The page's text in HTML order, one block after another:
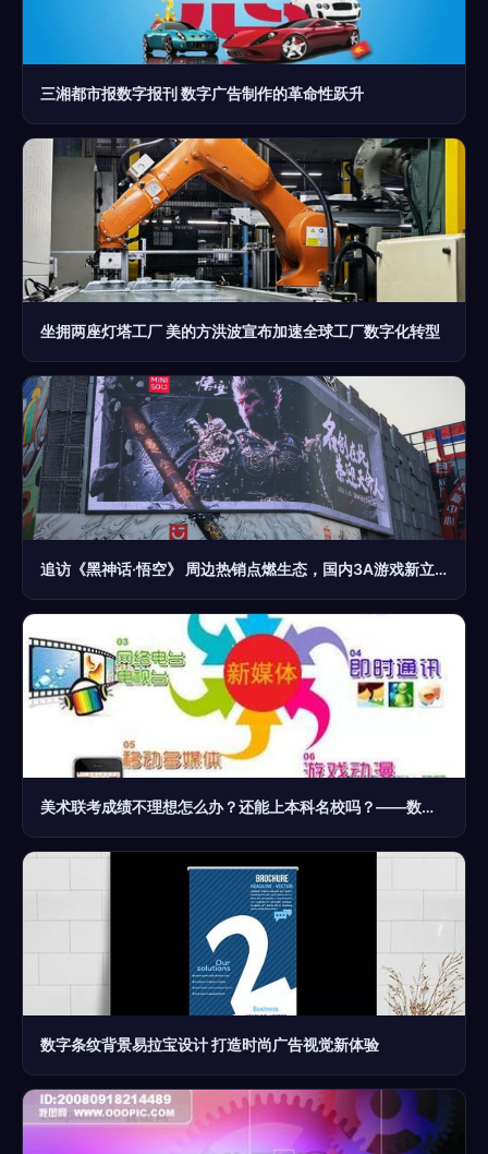
三湘都市报数字报刊 数字广告制作的革命性跃升
坐拥两座灯塔工厂 美的方洪波宣布加速全球工厂数字化转型
追访《黑神话·悟空》 周边热销点燃生态，国内3A游戏新立项激增折射产业觉醒
美术联考成绩不理想怎么办？还能上本科名校吗？——数字广告制作或成新出路
数字条纹背景易拉宝设计 打造时尚广告视觉新体验